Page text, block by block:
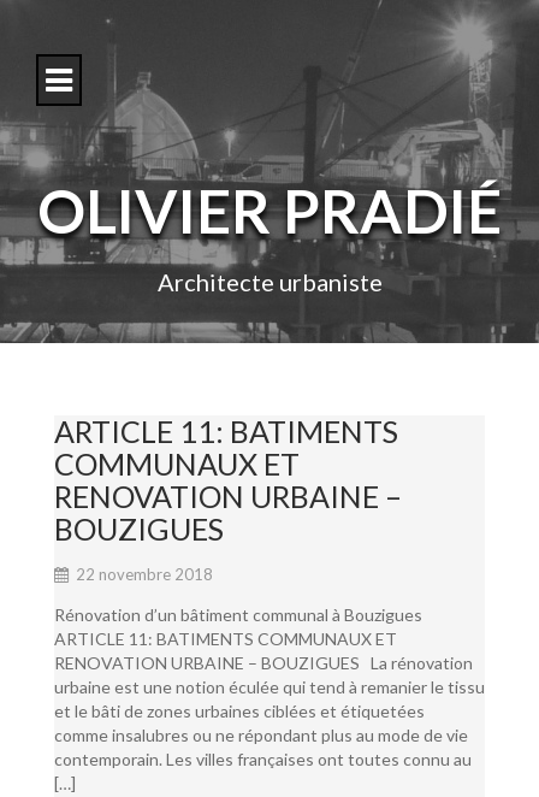
o
c
n
e
OLIVIER PRADIÉ
Architecte urbaniste
ARTICLE 11: BATIMENTS
COMMUNAUX ET
RENOVATION URBAINE –
BOUZIGUES
22 novembre 2018
Rénovation d’un bâtiment communal à Bouzigues
ARTICLE 11: BATIMENTS COMMUNAUX ET
RENOVATION URBAINE – BOUZIGUES La rénovation
urbaine est une notion éculée qui tend à remanier le tissu
et le bâti de zones urbaines ciblées et étiquetées
comme insalubres ou ne répondant plus au mode de vie
contemporain. Les villes françaises ont toutes connu au
[…]